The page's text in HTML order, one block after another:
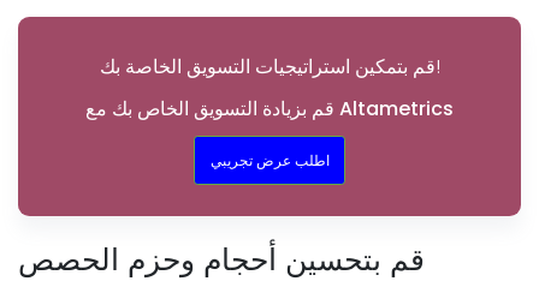
قم بتمكين استراتيجيات التسويق الخاصة بك!
قم بزيادة التسويق الخاص بك مع Altametrics
اطلب عرض تجريبي
قم بتحسين أحجام وحزم الحصص